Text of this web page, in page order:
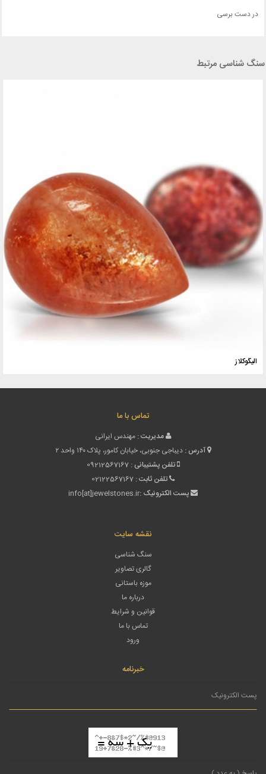
در دست برسی
سنگ شناسی مرتبط
الیگوکلاز
تماس با ما
مدیریت : مهندس ایرانی
آدرس : دیباجی جنوبی، خیابان کامور، پلاک ۱۴۰ واحد ۲
تلفن پشتیبانی : 09212567167
تلفن ثابت : 02122567167
پست الکترونیک :info[at]jewelstones.ir
نقشه سایت
سنگ شناسی
گالری تصاویر
موزه باستانی
درباره ما
قوانین و شرایط
تماس با ما
ورود
خبرنامه